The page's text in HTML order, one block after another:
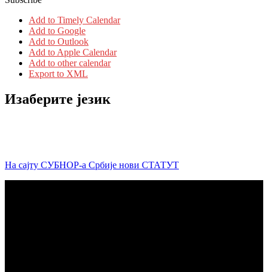
Add to Timely Calendar
Add to Google
Add to Outlook
Add to Apple Calendar
Add to other calendar
Export to XML
Изаберите језик
На сајту СУБНОР-а Србије нови СТАТУТ